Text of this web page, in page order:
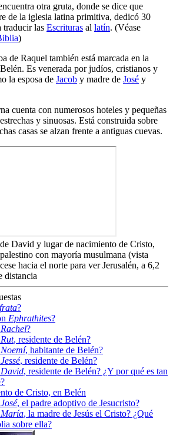
otra gruta, donde se dice que
de la iglesia latina primitiva, dedicó 30
traducir las Escrituras al latín. (Véase
)
de Raquel también está marcada en la
Es venerada por judíos, cristianos y
la esposa de Jacob y madre de José y
cuenta con numerosos hoteles y pequeñas
y sinuosas. Está construida sobre
casas se alzan frente a antiguas cuevas.
David y lugar de nacimiento de Cristo,
con mayoría musulmana (vista
hacia el norte para ver Jerusalén, a 6,2
distancia
?
Ephrathites?
Rachel?
Rut, residente de Belén?
Noemí, habitante de Belén?
Jessé, residente de Belén?
David, residente de Belén? ¿Y por qué es tan
de Cristo, en Belén
José, el padre adoptivo de Jesucristo?
María, la madre de Jesús el Cristo? ¿Qué
sobre ella?